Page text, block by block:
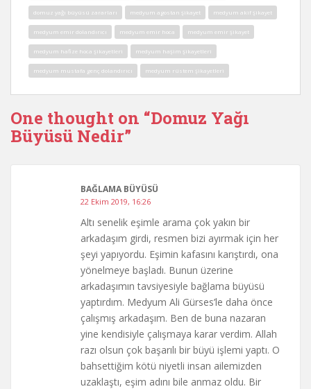
domuz yağı büyüsü zararları medyum agostan şikayet medyum akif şikayet
medyum emir dolandırıcı medyum emir hoca medyum emir şikayet
medyum hafize hoca şikayetleri medyum haşim şikayetleri
medyum mustafa genç dolandırıcı medyum rüstem şikayetleri
One thought on “Domuz Yağı
Büyüsü Nedir”
BAĞLAMA BÜYÜSÜ
22 Ekim 2019, 16:26
Altı senelik eşimle arama çok yakın bir
arkadaşım girdi, resmen bizi ayırmak için her
şeyi yapıyordu. Eşimin kafasını karıştırdı, ona
yönelmeye başladı. Bunun üzerine
arkadaşımın tavsiyesiyle bağlama büyüsü
yaptırdım. Medyum Ali Gürses’le daha önce
çalışmış arkadaşım. Ben de buna nazaran
yine kendisiyle çalışmaya karar verdim. Allah
razı olsun çok başarılı bir büyü işlemi yaptı. O
bahsettiğim kötü niyetli insan ailemizden
uzaklaştı, eşim adını bile anmaz oldu. Bir